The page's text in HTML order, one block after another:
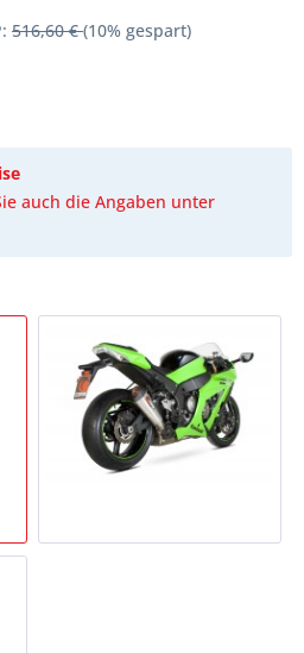
516,60 €(10% gespart)
auch die Angaben unter